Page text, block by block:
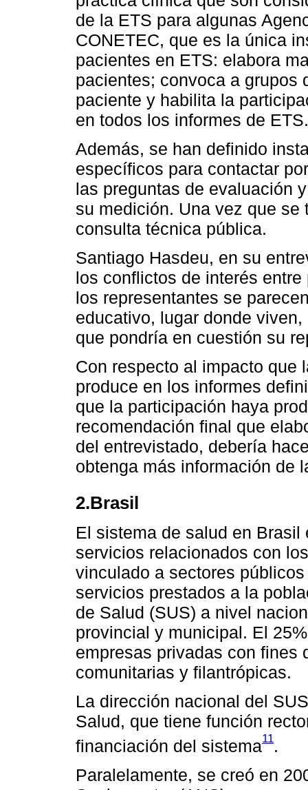
de la ETS para algunas
CONETEC, que es la única
pacientes en ETS: elabora
pacientes; convoca a grupos
paciente y habilita la
en todos los informes de ETS.
Además, se han definido
específicos para contactar
las preguntas de evaluación
su medición. Una vez que
consulta técnica pública.
Santiago Hasdeu, en su
los conflictos de interés
los representantes se
educativo, lugar donde
que pondría en cuestión su
Con respecto al impacto que
produce en los informes
que la participación haya
recomendación final que
del entrevistado, debería
obtenga más información de
2.Brasil
El sistema de salud en
servicios relacionados con
vinculado a sectores
servicios prestados a la
de Salud (SUS) a nivel
provincial y municipal. El
empresas privadas con fines
comunitarias y filantrópicas.
La dirección nacional del
Salud, que tiene función
financiación del sistema11.
Paralelamente, se creó en